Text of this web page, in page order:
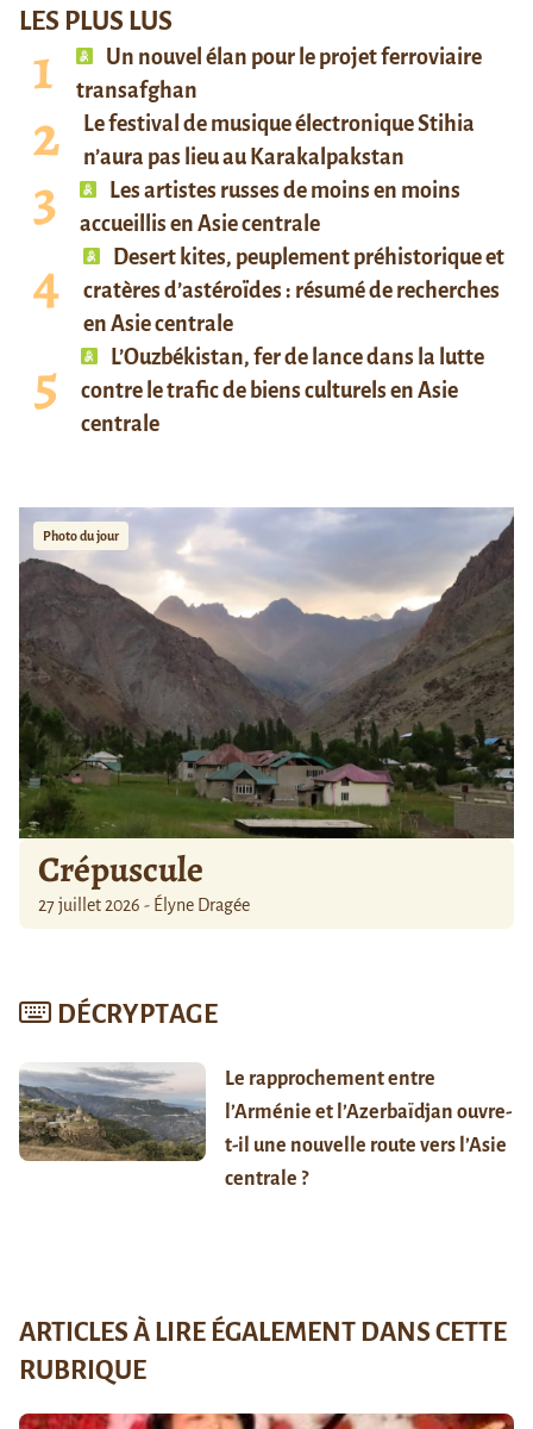
LES PLUS LUS
Un nouvel élan pour le projet ferroviaire
transafghan
Le festival de musique électronique Stihia
n’aura pas lieu au Karakalpakstan
Les artistes russes de moins en moins
accueillis en Asie centrale
Desert kites, peuplement préhistorique et
cratères d’astéroïdes : résumé de recherches
en Asie centrale
L’Ouzbékistan, fer de lance dans la lutte
contre le trafic de biens culturels en Asie
centrale
Photo du jour
Crépuscule
27 juillet 2026 - Élyne Dragée
DÉCRYPTAGE
Le rapprochement entre
l’Arménie et l’Azerbaïdjan ouvre-
t-il une nouvelle route vers l’Asie
centrale ?
ARTICLES À LIRE ÉGALEMENT DANS CETTE
RUBRIQUE